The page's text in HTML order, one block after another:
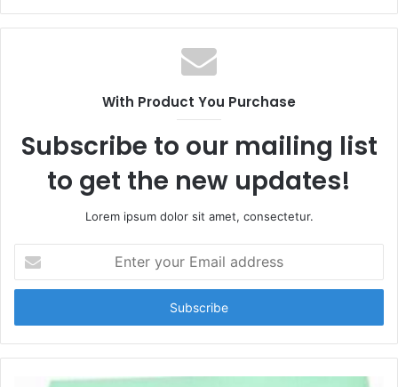
With Product You Purchase
Subscribe to our mailing list
to get the new updates!
Lorem ipsum dolor sit amet, consectetur.
t
r
y